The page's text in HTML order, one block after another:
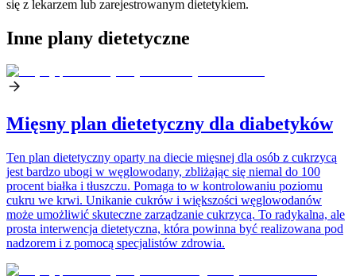
się z lekarzem lub zarejestrowanym dietetykiem.
Inne plany dietetyczne
Mięsny plan dietetyczny dla diabetyków
Ten plan dietetyczny oparty na diecie mięsnej dla osób z cukrzycą
jest bardzo ubogi w węglowodany, zbliżając się niemal do 100
procent białka i tłuszczu. Pomaga to w kontrolowaniu poziomu
cukru we krwi. Unikanie cukrów i większości węglowodanów
może umożliwić skuteczne zarządzanie cukrzycą. To radykalna, ale
prosta interwencja dietetyczna, która powinna być realizowana pod
nadzorem i z pomocą specjalistów zdrowia.